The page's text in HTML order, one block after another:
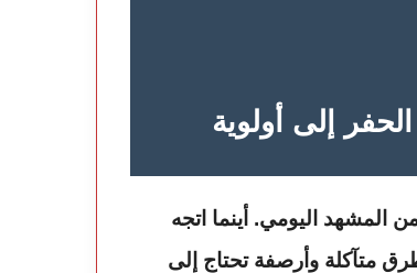
إلى أولوية
المشهد اليومي. أينما اتجه
متآكلة وأرصفة تحتاج إلى